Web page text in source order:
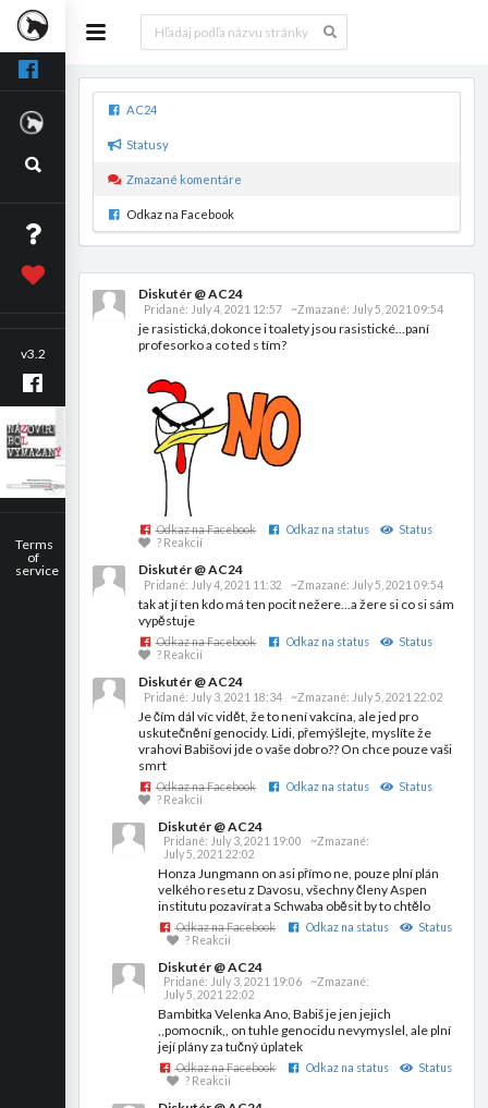
v3.2
Terms
of
service
AC24
Statusy
Zmazané komentáre
Odkaz na Facebook
Diskutér @ AC24
Pridané: July 4, 2021 12:57 ~Zmazané: July 5, 2021 09:54
je rasistická,dokonce i toalety jsou rasistické...paní
profesorko a co ted s tím?
Odkaz na Facebook Odkaz na status
Status
? Reakcií
Diskutér @ AC24
Pridané: July 4, 2021 11:32 ~Zmazané: July 5, 2021 09:54
tak at jí ten kdo má ten pocit nežere...a žere si co si sám
vypěstuje
Odkaz na Facebook Odkaz na status
Status
? Reakcií
Diskutér @ AC24
Pridané: July 3, 2021 18:34 ~Zmazané: July 5, 2021 22:02
Je čím dál víc vidět, že to není vakcína, ale jed pro
uskutečnění genocidy. Lidi, přemýšlejte, myslíte že
vrahovi Babišovi jde o vaše dobro?? On chce pouze vaši
smrt
Odkaz na Facebook Odkaz na status
Status
? Reakcií
Diskutér @ AC24
Pridané: July 3, 2021 19:00
~Zmazané:
July 5, 2021 22:02
Honza Jungmann on asi přímo ne, pouze plní plán
velkého resetu z Davosu, všechny členy Aspen
institutu pozavírat a Schwaba oběsit by to chtělo
Odkaz na Facebook Odkaz na status
Status
? Reakcií
Diskutér @ AC24
Pridané: July 3, 2021 19:06
~Zmazané:
July 5, 2021 22:02
Bambitka Velenka Ano, Babiš je jen jejich
,,pomocník,, on tuhle genocidu nevymyslel, ale plní
její plány za tučný úplatek
Odkaz na Facebook Odkaz na status
Status
? Reakcií